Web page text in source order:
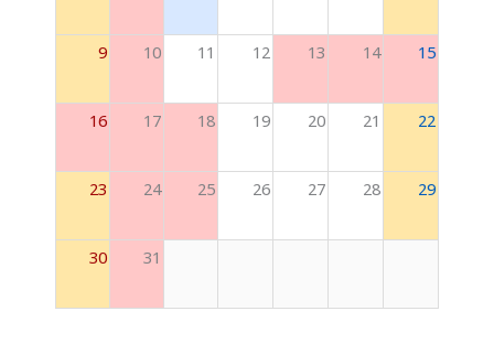
9 10 11 12 13 14 15
16 17 18 19 20 21 22
23 24 25 26 27 28 29
30 31